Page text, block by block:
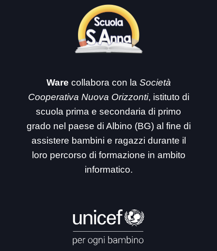
Ware collabora con la Società
Cooperativa Nuova Orizzonti, istituto di
scuola prima e secondaria di primo
grado nel paese di Albino (BG) al fine di
assistere bambini e ragazzi durante il
loro percorso di formazione in ambito
informatico.